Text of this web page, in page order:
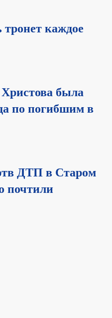
каждое
была
по погибшим в
ДТП в Старом
почтили